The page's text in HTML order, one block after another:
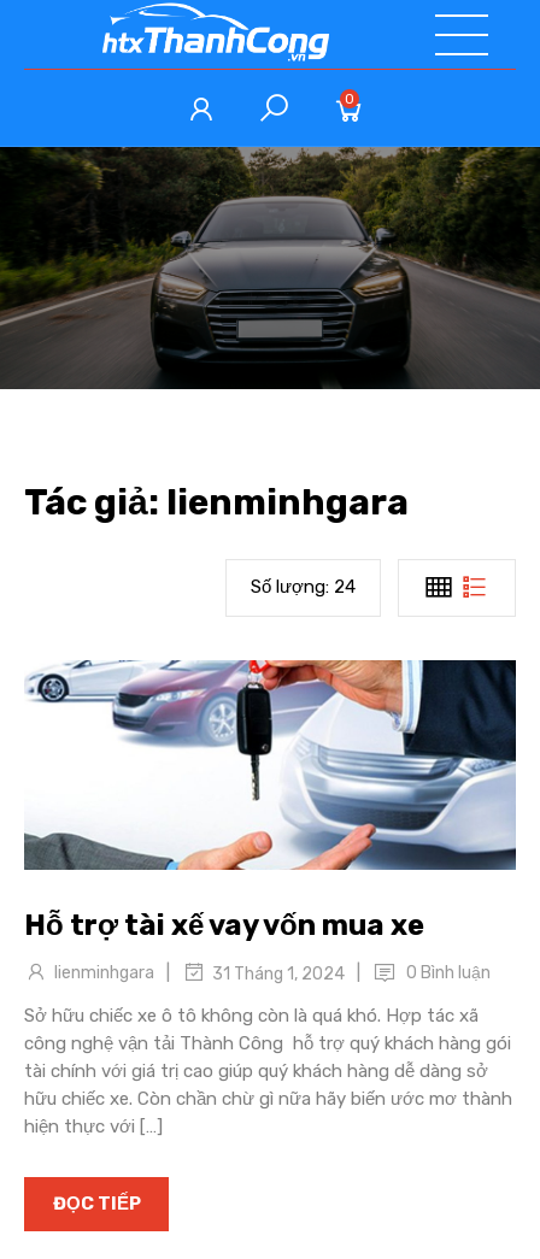
0
Tác giả: lienminhgara
Số lượng: 24
Hỗ trợ tài xế vay vốn mua xe
lienminhgara 31 Tháng 1, 2024 0 Bình luận
Sở hữu chiếc xe ô tô không còn là quá khó. Hợp tác xã
công nghệ vận tải Thành Công hỗ trợ quý khách hàng gói
tài chính với giá trị cao giúp quý khách hàng dễ dàng sở
hữu chiếc xe. Còn chần chừ gì nữa hãy biến ước mơ thành
hiện thực với […]
ĐỌC TIẾP